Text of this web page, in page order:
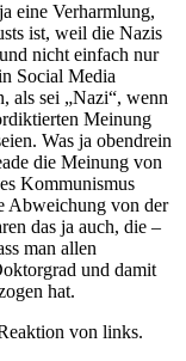
eine Verharmlung,
ist, weil die Nazis
nicht einfach nur
Social Media
als sei „Nazi“, wenn
Meinung
Was ja obendrein
die Meinung von
Kommunismus
Abweichung von der
das ja auch, die –
man allen
und damit
hat.
von links.